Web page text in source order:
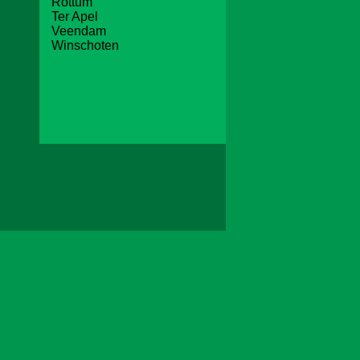
Ter Apel
Veendam
Winschoten